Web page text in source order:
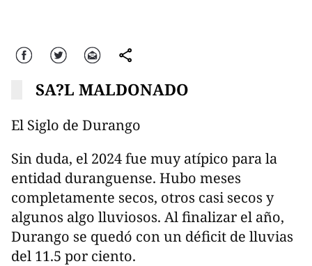
Facebook Twitter Correo comparte
SA?L MALDONADO
El Siglo de Durango
Sin duda, el 2024 fue muy atípico para la
entidad duranguense. Hubo meses
completamente secos, otros casi secos y
algunos algo lluviosos. Al finalizar el año,
Durango se quedó con un déficit de lluvias
del 11.5 por ciento.